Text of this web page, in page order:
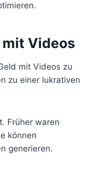
Videos
mit Videos zu
zu einer lukrativen
Früher waren
können
generieren.